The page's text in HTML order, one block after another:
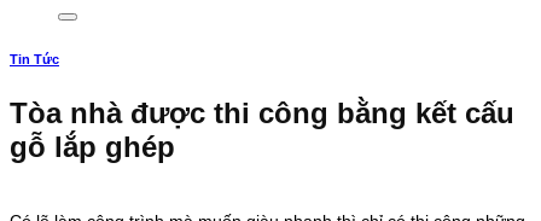
Tin Tức
Tòa nhà được thi công bằng kết cấu
gỗ lắp ghép